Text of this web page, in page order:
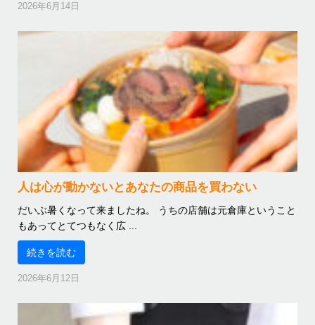
2026年6月14日
人は心が動かないとあなたの商品を買わない
だいぶ暑くなって来ましたね。 うちの店舗は元倉庫ということ
もあってとてつもなく広 ...
続きを読む
2026年6月12日